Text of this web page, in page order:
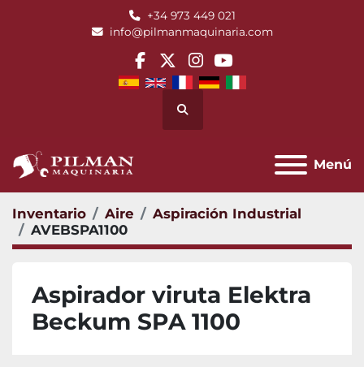
+34 973 449 021
info@pilmanmaquinaria.com
facebook
twitterinstagram
youtube
Buscar
Menú
Inventario Aire
Aspiración Industrial
AVEBSPA1100
Aspirador viruta Elektra
Beckum SPA 1100